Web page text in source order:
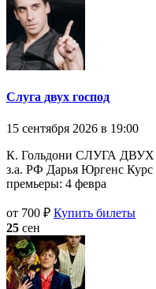
Слуга двух господ
15 сентября 2026 в 19:00
К. Гольдони СЛУГА ДВУХ
з.а. РФ Дарья Юргенс
премьеры: 4 февра
от 700 ₽ Купить билеты
25 сен